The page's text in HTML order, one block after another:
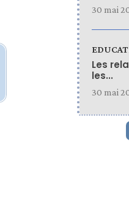
30 mai
Les
les...
30 mai